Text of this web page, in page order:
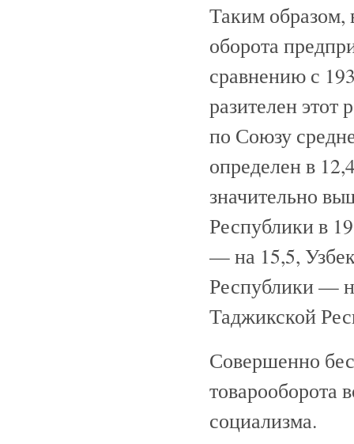
Таким образом,
оборота
сравнению с
разителен
по Союзу
определен в
значительно
Республики в
— на 15,5,
Республики —
Таджикской
Совершенно
товарооборота
социализма.